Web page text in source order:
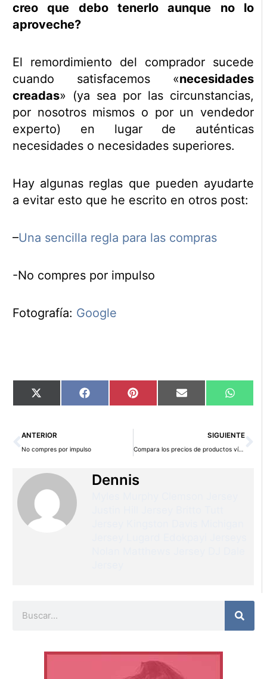
creo que debo tenerlo aunque no lo
aproveche?
El remordimiento del comprador sucede
cuando satisfacemos «necesidades
creadas» (ya sea por las circunstancias,
por nosotros mismos o por un vendedor
experto) en lugar de auténticas
necesidades o necesidades superiores.
Hay algunas reglas que pueden ayudarte
a evitar esto que he escrito en otros post:
–Una sencilla regla para las compras
-No compres por impulso
Fotografía: Google
Compartir
en
X
(Twitter)
Compartir
en
Facebook Compartir
en
Pinterest Compartir
en
Email
en
Ant
ANTERIOR
No compres por impulso
SIGUIENTE
Compara los precios de productos vía Internet
Dennis